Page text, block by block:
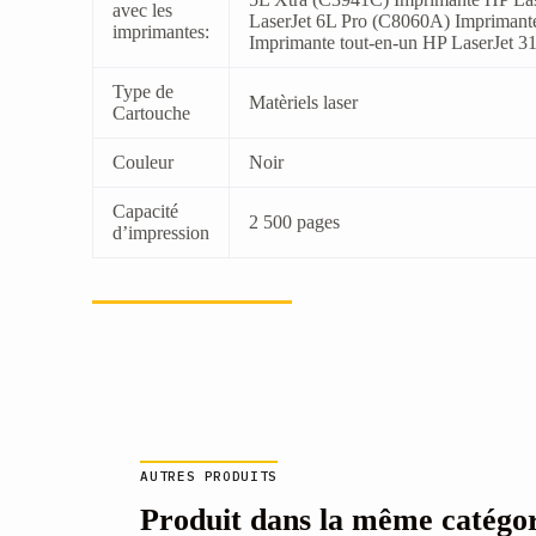
avec les
imprimantes:
LaserJet 6L Pro (C8060A)
Imprimante tout-en-un HP LaserJet
Type de
Cartouche
Matèriels laser
Couleur Noir
Capacité
d’impression
2 500 pages
AUTRES PRODUITS
Produit dans la même